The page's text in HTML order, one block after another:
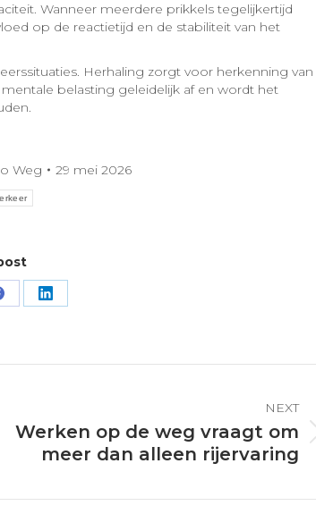
Wanneer meerdere prikkels tegelijkertijd
op de reactietijd en de stabiliteit van het
Herhaling zorgt voor herkenning van
belasting geleidelijk af en wordt het
Weg
29 mei 2026
Share
NEXT
Next
Werken op de weg vraagt om
meer dan alleen rijervaring